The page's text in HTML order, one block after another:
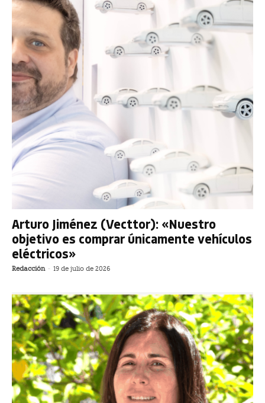
Arturo Jiménez (Vecttor): «Nuestro
objetivo es comprar únicamente vehículos
eléctricos»
Redacción - 19 de julio de 2026